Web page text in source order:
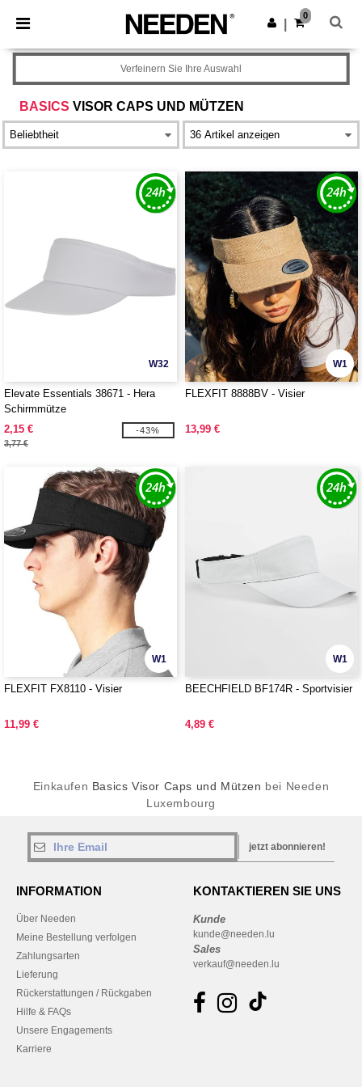
× Needen App
Bessere Preise in der App!
App holen
0
BASICS VISOR CAPS UND MÜTZEN
Verfeinern Sie Ihre Auswahl
W32
Elevate Essentials 38671 - Hera
Schirmmütze
2,15 €
3,77 €
-43%
W1
FLEXFIT 8888BV - Visier
13,99 €
W1
FLEXFIT FX8110 - Visier
11,99 €
W1
BEECHFIELD BF174R - Sportvisier
4,89 €
Einkaufen Basics Visor Caps und Mützen bei Needen
Luxembourg
jetzt abonnieren!
INFORMATION
Über Needen
Meine Bestellung verfolgen
Zahlungsarten
Lieferung
Rückerstattungen / Rückgaben
Hilfe & FAQs
Unsere Engagements
Karriere
KONTAKTIEREN SIE UNS
Kunde
kunde@needen.lu
Sales
verkauf@needen.lu